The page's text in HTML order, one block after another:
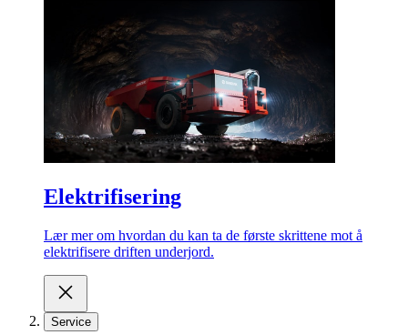
Elektrifisering
Lær mer om hvordan du kan ta de første skrittene mot å
elektrifisere driften underjord.
Service